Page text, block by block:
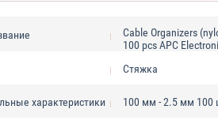
Cable Organizers
100 pcs APC
Стяжка
характеристики 100 мм - 2.5 мм 100